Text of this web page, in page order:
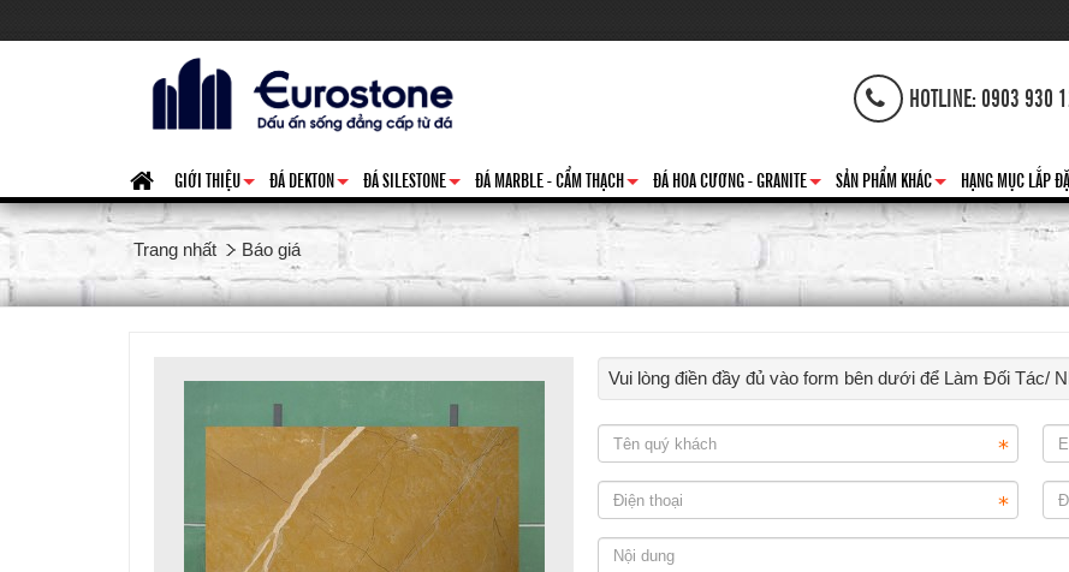
HOTLINE: 0903
+
GIỚI THIỆU
+
ĐÁ DEKTON
+
ĐÁ SILESTONE
+
ĐÁ MARBLE - CẨM THẠCH
+
ĐÁ HOA CƯƠNG - GRANITE
+
SẢN PHẨM KHÁC HẠNG MỤC LẮP
Trang nhất Báo giá
Vui lòng điền đầy đủ vào form bên dưới để Làm Đối Tác/